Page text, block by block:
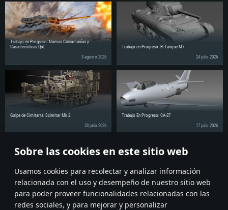
Sobre las cookies en este sitio web
Usamos cookies para recolectar y analizar información
relacionada con el uso y desempeño de nuestro sitio web
para poder proveer funcionalidades relacionadas con las
redes sociales, y para mejorar y personalizar
Trabajo en Progreso: Nuevas Calcomanías y
Características QoL
3 agosto 2026
Trabajo en Progreso: El Tanque M7
24 julio 2026
Golpe de Cimitarra: Scimitar Mk.2
23 julio 2026
Trabajo En Progreso: CA-27
17 julio 2026
¡Comparte la noticia con tus amigos!
Discuss on the Forums